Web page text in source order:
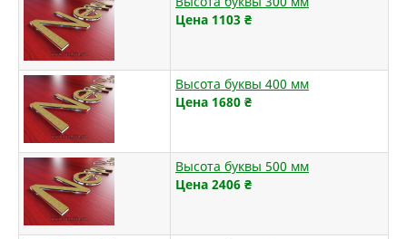
Цена 1103 ₴
Высота буквы 400 мм
Цена 1680 ₴
Высота буквы 500 мм
Цена 2406 ₴